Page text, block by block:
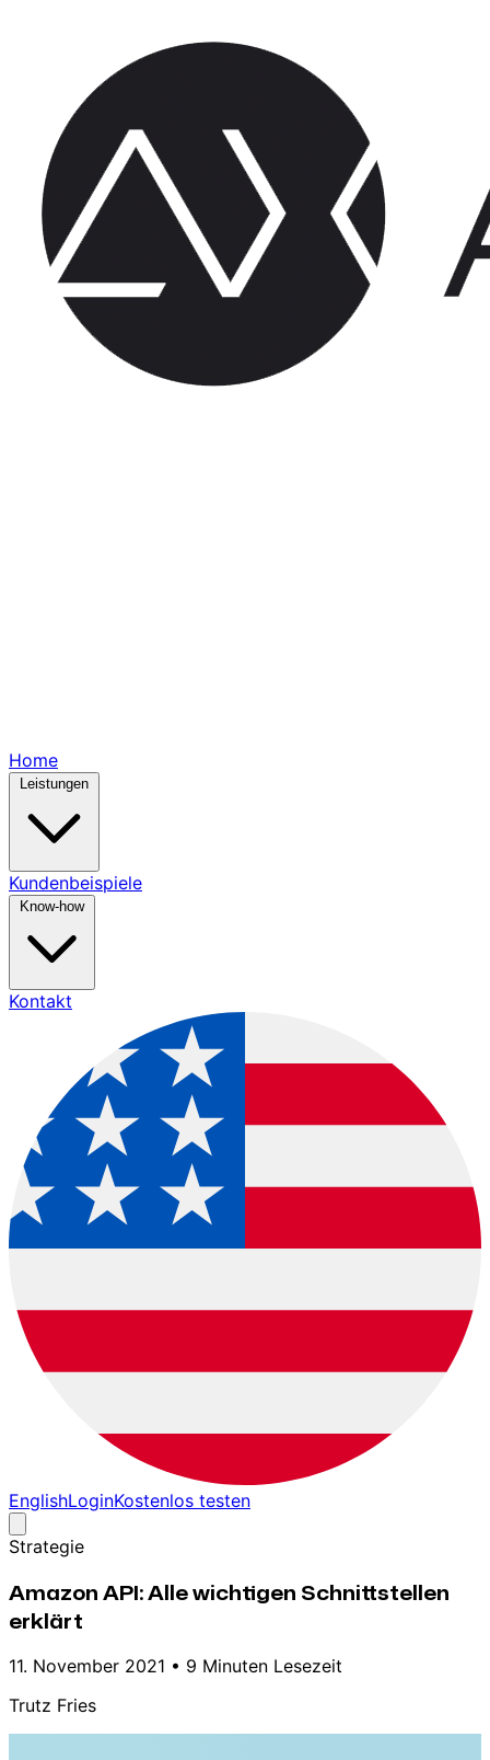
Home
Kundenbeispiele
Know-how
Kontakt
EnglishLoginKostenlos testen
Strategie
Amazon API: Alle wichtigen Schnittstellen
erklärt
11. November 2021 • 9 Minuten Lesezeit
Trutz Fries